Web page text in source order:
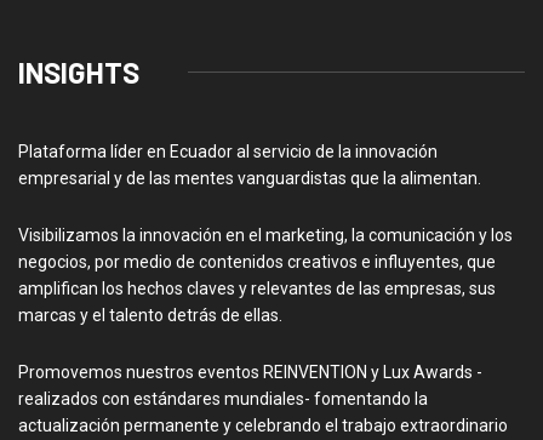
INSIGHTS
Plataforma líder en Ecuador al servicio de la innovación
empresarial y de las mentes vanguardistas que la alimentan.
Visibilizamos la innovación en el marketing, la comunicación y los
negocios, por medio de contenidos creativos e influyentes, que
amplifican los hechos claves y relevantes de las empresas, sus
marcas y el talento detrás de ellas.
Promovemos nuestros eventos REINVENTION y Lux Awards -
realizados con estándares mundiales- fomentando la
actualización permanente y celebrando el trabajo extraordinario